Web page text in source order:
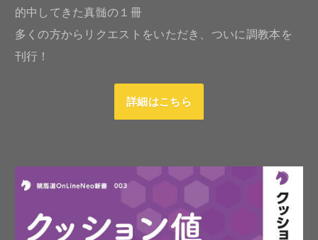
的中してきた真髄の１冊
多くの方からリクエストをいただき、ついに調教本を
刊行！
詳細はこちら